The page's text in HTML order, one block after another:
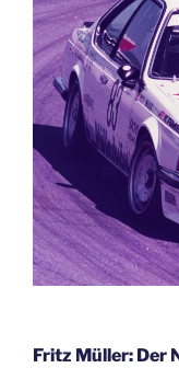
Fritz Müller: Der